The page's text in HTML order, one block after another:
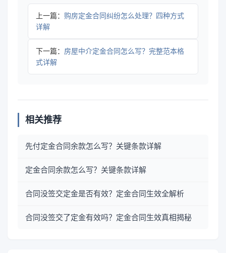
上一篇： 购房定金合同纠纷怎么处理？四种方式
详解
下一篇： 房屋中介定金合同怎么写？完整范本格
式详解
相关推荐
先付定金合同余款怎么写？关键条款详解
定金合同余款怎么写？关键条款详解
合同没签交定金是否有效？定金合同生效全解析
合同没签交了定金有效吗？定金合同生效真相揭秘